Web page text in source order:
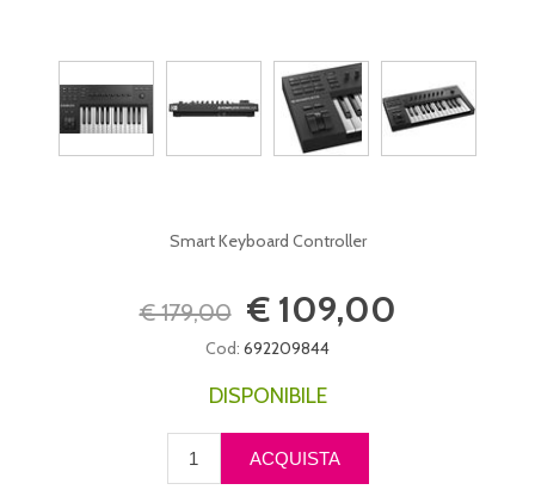
Smart Keyboard Controller
€ 179,00 € 109,00
Cod: 692209844
DISPONIBILE